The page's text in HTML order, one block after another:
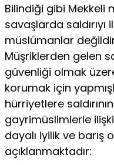
Bilindiği gibi Mekkeli
savaşlarda
müslümanlar
Müşriklerden gelen
güvenliği olmak
korumak için
hürriyetlere
gayrimüslimlerle
dayalı iyilik ve
açıklanmaktadır: